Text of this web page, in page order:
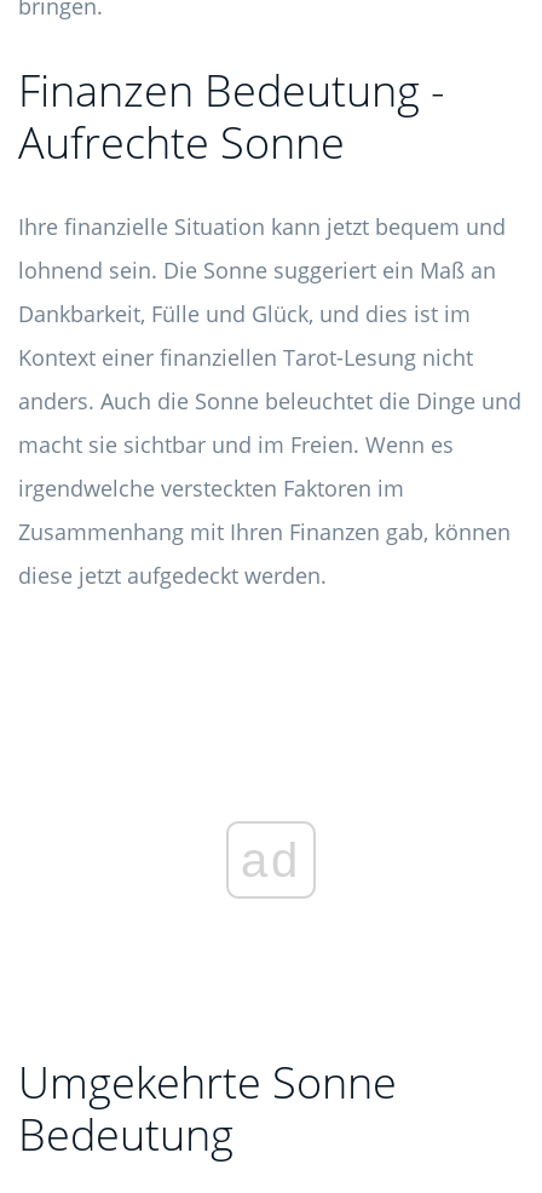
bringen.
Finanzen Bedeutung -
Aufrechte Sonne
Ihre finanzielle Situation kann jetzt bequem und
lohnend sein. Die Sonne suggeriert ein Maß an
Dankbarkeit, Fülle und Glück, und dies ist im
Kontext einer finanziellen Tarot-Lesung nicht
anders. Auch die Sonne beleuchtet die Dinge und
macht sie sichtbar und im Freien. Wenn es
irgendwelche versteckten Faktoren im
Zusammenhang mit Ihren Finanzen gab, können
diese jetzt aufgedeckt werden.
ad
Umgekehrte Sonne
Bedeutung